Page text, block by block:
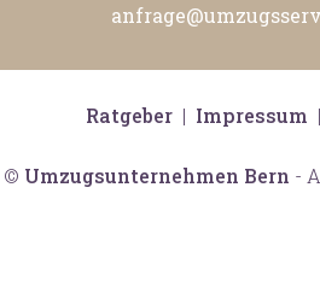
© Umzugsunternehmen Bern -
Ratgeber| Impressum |